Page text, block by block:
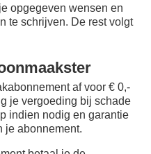
opgegeven wensen en
te schrijven. De rest volgt
af voor € 0,-
je vergoeding bij schade
indien nodig en garantie
je abonnement.